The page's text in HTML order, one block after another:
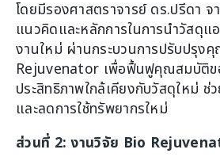
โดยมีรองศาสตราจารย์ ดร.ปรีดา จ
แนวคิดและหลักการในการนำวัสดุแ
งานใหม่ ผ่านกระบวนการปรับปรุง
Rejuvenator เพื่อฟื้นฟูคุณสมบัติข
ประสิทธิภาพใกล้เคียงกับวัสดุใหม่ ช่
และลดการใช้ทรัพยากรใหม่
ส่วนที่ 2: งานวิจัย Bio